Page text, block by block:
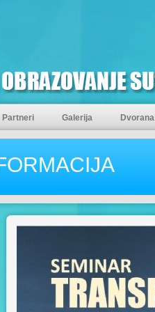
Partneri Galerija Dvorana